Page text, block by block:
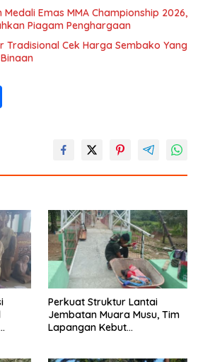
Emas MMA Championship 2026,
Piagam Penghargaan
Tradisional Cek Harga Sembako Yang
Perkuat Struktur Lantai
Jembatan Muara Musu, Tim
Lapangan Kebut